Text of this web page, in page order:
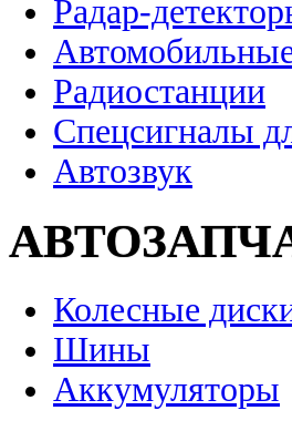
Радар-
Радиостанции
Спецсигналы
Автозвук
Колесные
Шины
Аккумуляторы